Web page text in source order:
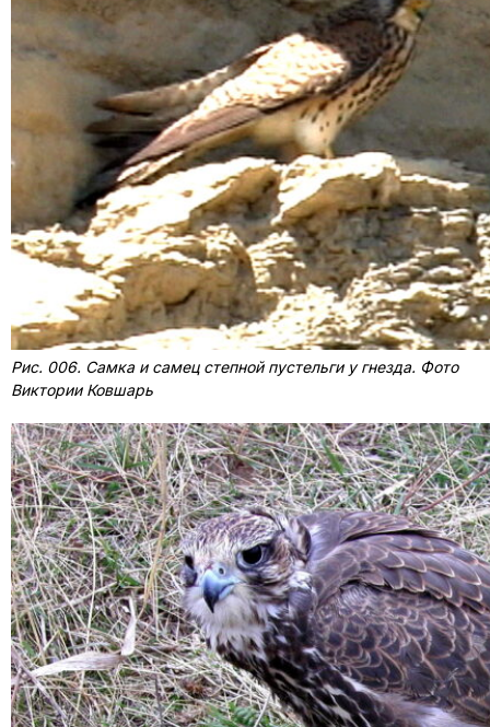
Рис. 006. Самка и самец степной пустельги у гнезда. Фото
Виктории Ковшарь